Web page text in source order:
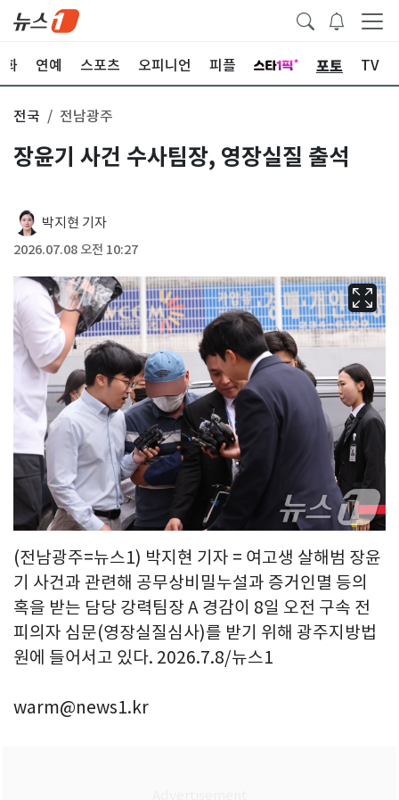
화 연예 스포츠 오피니언 피플 포토 TV
전국 전남광주
장윤기 사건 수사팀장, 영장실질 출석
박지현 기자
2026.07.08 오전 10:27
(전남광주=뉴스1) 박지현 기자 = 여고생 살해범 장윤
기 사건과 관련해 공무상비밀누설과 증거인멸 등의
혹을 받는 담당 강력팀장 A 경감이 8일 오전 구속 전
피의자 심문(영장실질심사)를 받기 위해 광주지방법
원에 들어서고 있다. 2026.7.8/뉴스1
warm@news1.kr